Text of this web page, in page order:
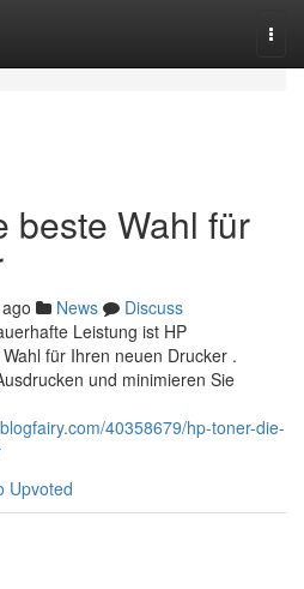
beste Wahl für
News
Discuss
Leistung ist HP
für Ihren neuen Drucker .
und minimieren Sie
40358679/hp-toner-die-
Upvoted